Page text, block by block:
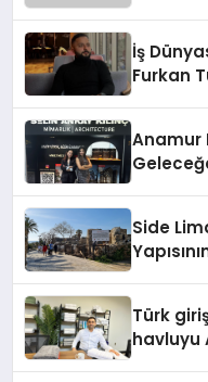
İş
Furkan
Anamur
Side
Türk
havluyu